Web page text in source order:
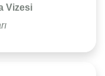
Vizesi